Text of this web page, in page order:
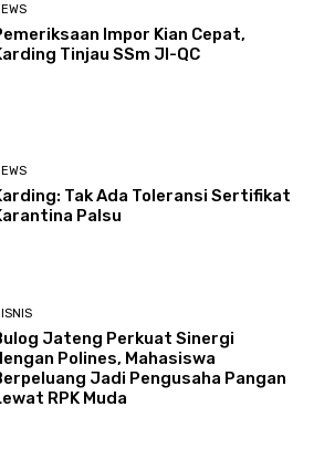
Impor Kian Cepat,
Tinjau SSm JI-QC
Tak Ada Toleransi Sertifikat
Palsu
Jateng Perkuat Sinergi
Polines, Mahasiswa
Jadi Pengusaha Pangan
RPK Muda